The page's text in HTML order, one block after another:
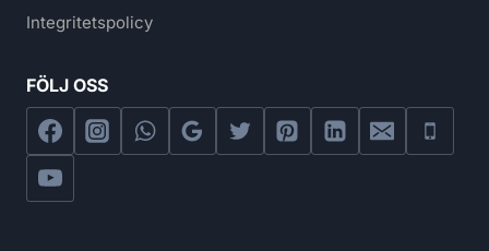
Integritetspolicy
FÖLJ OSS